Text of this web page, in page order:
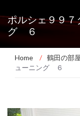
ポルシェ９９
グ ６
Home / 鶴田の部
ューニング ６